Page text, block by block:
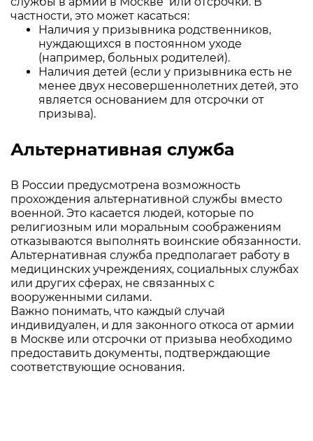
частности, это может касаться:
Наличия у призывника родственников,
нуждающихся в постоянном уходе
(например, больных родителей).
Наличия детей (если у призывника есть не
менее двух несовершеннолетних детей, это
является основанием для отсрочки от
призыва).
Альтернативная служба
В России предусмотрена возможность
прохождения альтернативной службы вместо
военной. Это касается людей, которые по
религиозным или моральным соображениям
отказываются выполнять воинские обязанности.
Альтернативная служба предполагает работу в
медицинских учреждениях, социальных службах
или других сферах, не связанных с
вооруженными силами.
Важно понимать, что каждый случай
индивидуален, и для законного откоса от армии
в Москве или отсрочки от призыва необходимо
предоставить документы, подтверждающие
соответствующие основания.